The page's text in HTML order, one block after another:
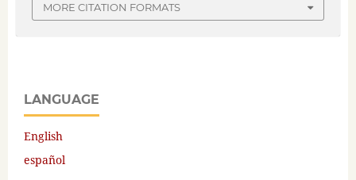
MORE CITATION FORMATS
LANGUAGE
English
español